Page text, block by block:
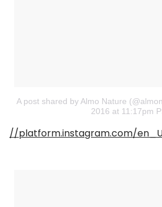
A post shared by Almo Nature
2016 at 11:17pm
//platform.instagram.com/